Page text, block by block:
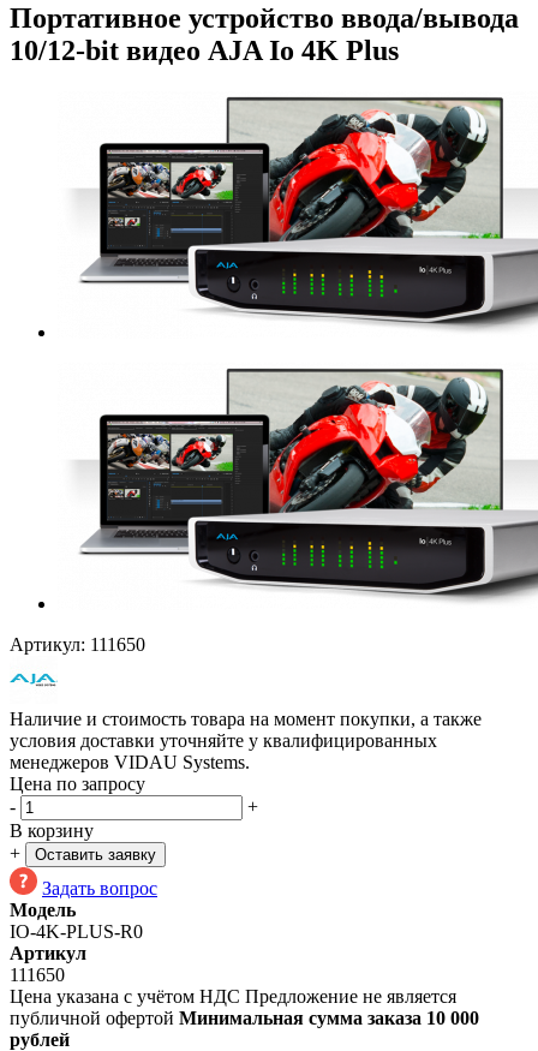
Портативное устройство ввода/вывода
10/12-bit видео AJA Io 4K Plus
Артикул: 111650
Наличие и стоимость товара на момент покупки, а также
условия доставки уточняйте у квалифицированных
менеджеров VIDAU Systems.
Цена по запросу
-
+
В корзину
+
Оставить заявку
Задать вопрос
Модель
IO-4K-PLUS-R0
Артикул
111650
Цена указана с учётом НДС Предложение не является
публичной офертой Минимальная сумма заказа 10 000
рублей